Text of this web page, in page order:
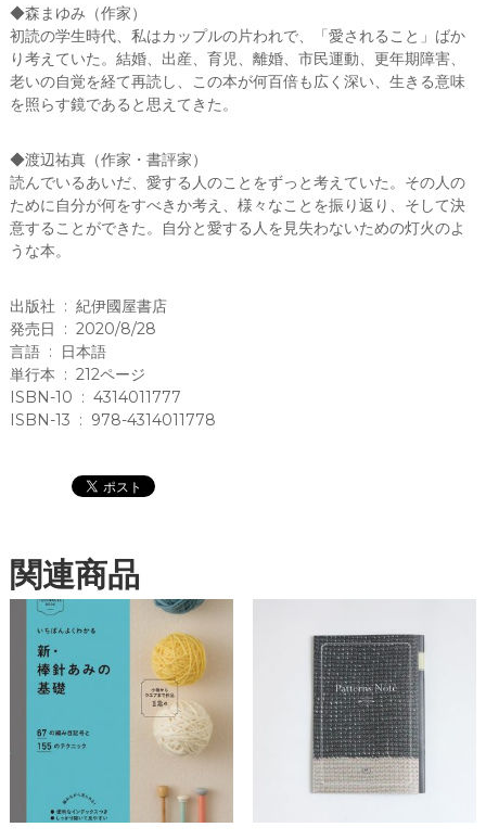
◆森まゆみ（作家）
初読の学生時代、私はカップルの片われで、「愛されること」ばか
り考えていた。結婚、出産、育児、離婚、市民運動、更年期障害、
老いの自覚を経て再読し、この本が何百倍も広く深い、生きる意味
を照らす鏡であると思えてきた。
◆渡辺祐真（作家・書評家）
読んでいるあいだ、愛する人のことをずっと考えていた。その人の
ために自分が何をすべきか考え、様々なことを振り返り、そして決
意することができた。自分と愛する人を見失わないための灯火のよ
うな本。
出版社 ‏ : ‎ 紀伊國屋書店
発売日 ‏ : ‎ 2020/8/28
言語 ‏ : ‎ 日本語
単行本 ‏ : ‎ 212ページ
ISBN-10 ‏ : ‎ 4314011777
ISBN-13 ‏ : ‎ 978-4314011778
関連商品